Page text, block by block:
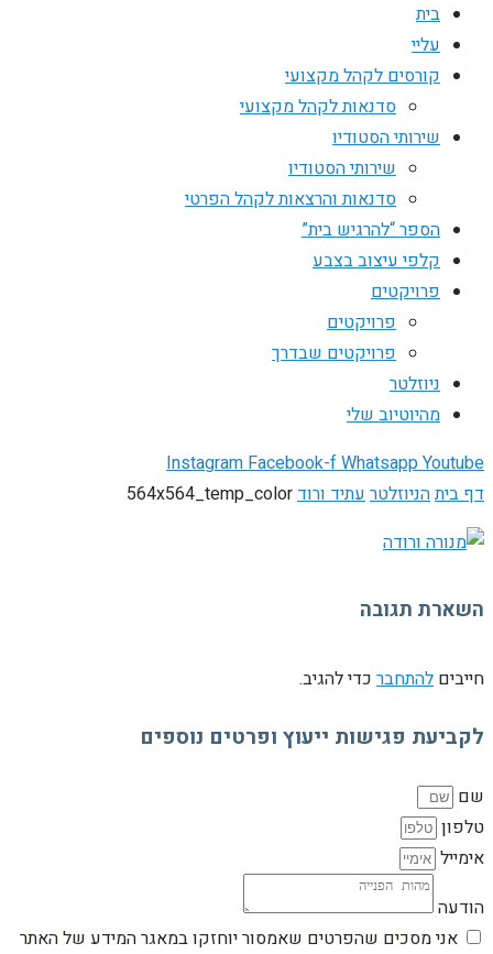
בית
עליי
קורסים לקהל מקצועי
סדנאות לקהל מקצועי
שירותי הסטודיו
שירותי הסטודיו
סדנאות והרצאות לקהל הפרטי
הספר “להרגיש בית”
קלפי עיצוב בצבע
פרויקטים
פרויקטים
פרויקטים שבדרך
ניוזלטר
מהיוטיוב שלי
InstagramFacebook-fWhatsappYoutube
דף ביתהניוזלטרעתיד ורוד564x564_temp_color
השארת תגובה
חייבים להתחבר כדי להגיב.
לקביעת פגישות ייעוץ ופרטים נוספים
שם
טלפון
אימייל
הודעה
אני מסכים שהפרטים שאמסור יוחזקו במאגר המידע של האתר